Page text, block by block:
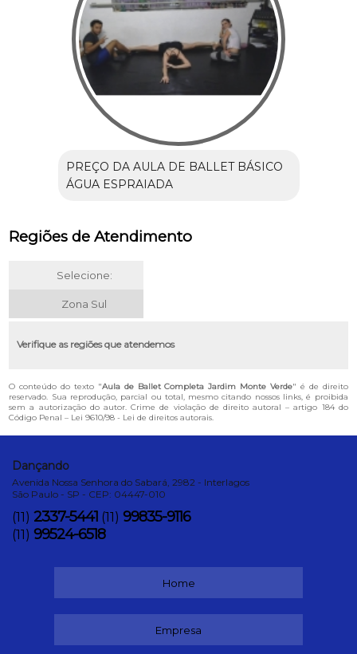
PREÇO DA AULA DE BALLET BÁSICO
ÁGUA ESPRAIADA
Regiões de Atendimento
Selecione:
Zona Sul
Verifique as regiões que atendemos
O conteúdo do texto "Aula de Ballet Completa Jardim Monte Verde" é de direito
reservado. Sua reprodução, parcial ou total, mesmo citando nossos links, é proibida
sem a autorização do autor. Crime de violação de direito autoral – artigo 184 do
Código Penal – Lei 9610/98 - Lei de direitos autorais.
Dançando
Avenida Nossa Senhora do Sabará, 2982 - Interlagos
São Paulo - SP - CEP: 04447-010
(11) 2337-5441 (11) 99835-9116
(11) 99524-6518
Home
Empresa